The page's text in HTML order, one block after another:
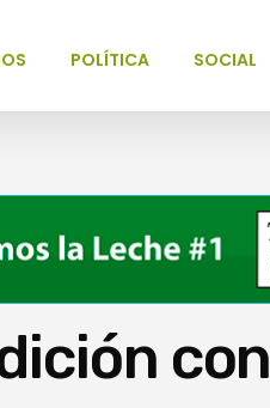
POLÍTICA SOCIAL
con